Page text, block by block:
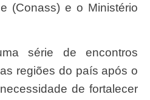
(Conass) e o Ministério
regiões do país após o
de fortalecer